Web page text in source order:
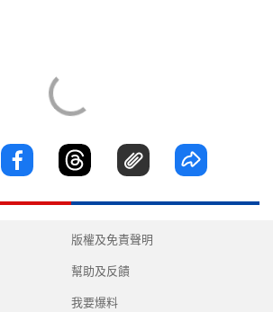
版權及免責聲明
幫助及反饋
我要爆料